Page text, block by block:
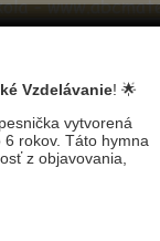
Vzdelávanie! 🌟
vytvorená
rokov. Táto hymna
z objavovania,